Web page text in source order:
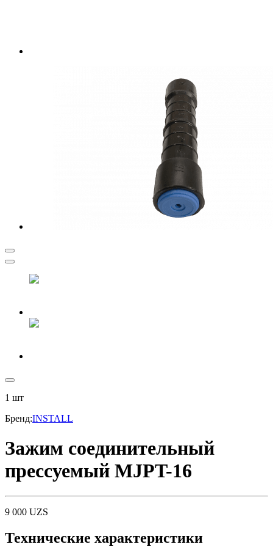
1 шт
Бренд:INSTALL
Зажим соединительный
прессуемый MJPT-16
9 000 UZS
Технические характеристики